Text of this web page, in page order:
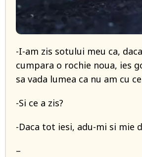
-I-am zis sotului meu ca,
cumpara o rochie noua, ies
sa vada lumea ca nu am cu
-Si ce a zis?
-Daca tot iesi, adu-mi si mie
–